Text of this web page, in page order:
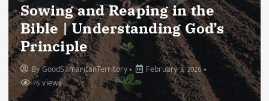
Sowing and Reaping in the
Bible | Understanding God’s
Principle
ByGoodSamaritanTerritory
February 3, 2026
76 views